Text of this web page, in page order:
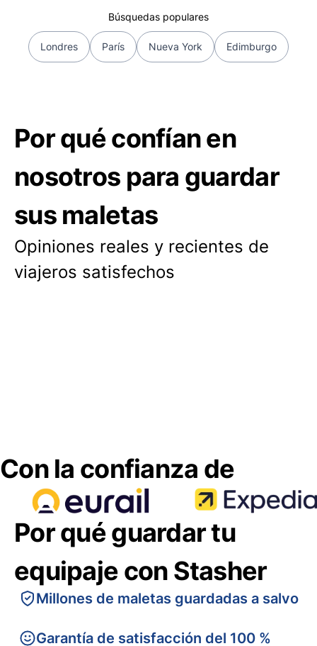
Búsquedas populares
Londres París Nueva York Edimburgo
Por qué confían en
nosotros para guardar
sus maletas
Opiniones reales y recientes de
viajeros satisfechos
Con la confianza de
Por qué guardar tu
equipaje con Stasher
Millones de maletas guardadas a salvo
Garantía de satisfacción del 100 %